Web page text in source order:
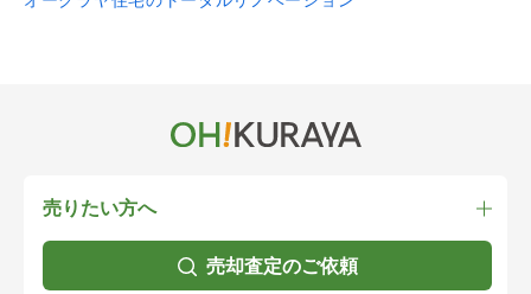
売りたい方へ
売却査定のご依頼